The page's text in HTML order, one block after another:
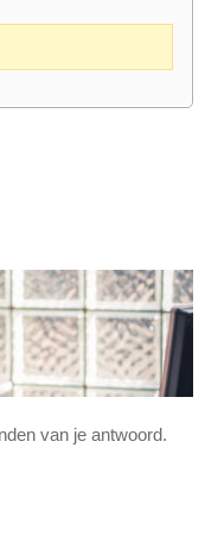
van je antwoord.